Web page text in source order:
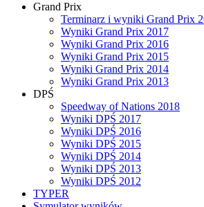
Grand Prix
Terminarz i wyniki Grand Prix
Wyniki Grand Prix 2017
Wyniki Grand Prix 2016
Wyniki Grand Prix 2015
Wyniki Grand Prix 2014
Wyniki Grand Prix 2013
DPŚ
Speedway of Nations 2018
Wyniki DPŚ 2017
Wyniki DPŚ 2016
Wyniki DPŚ 2015
Wyniki DPŚ 2014
Wyniki DPŚ 2013
Wyniki DPŚ 2012
TYPER